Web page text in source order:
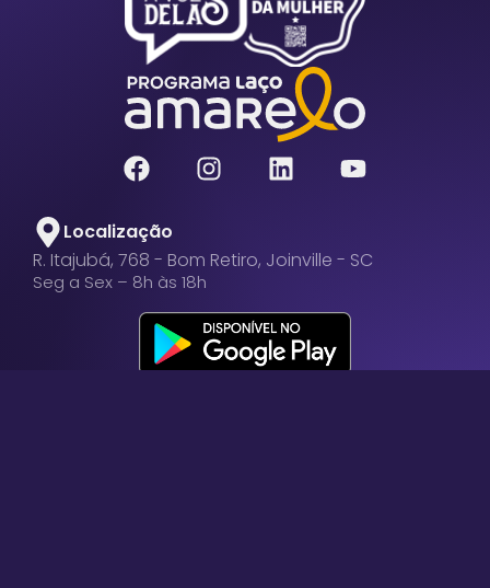
Localização
R. Itajubá, 768 - Bom Retiro, Joinville - SC
Seg a Sex – 8h às 18h